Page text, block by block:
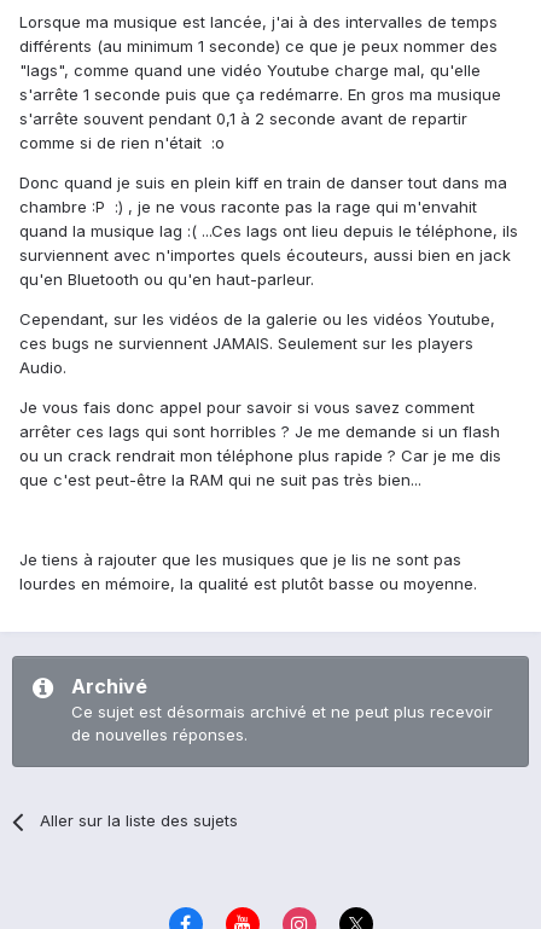
Lorsque ma musique est lancée, j'ai à des intervalles de temps
différents (au minimum 1 seconde) ce que je peux nommer des
"lags", comme quand une vidéo Youtube charge mal, qu'elle
s'arrête 1 seconde puis que ça redémarre. En gros ma musique
s'arrête souvent pendant 0,1 à 2 seconde avant de repartir
comme si de rien n'était :o
Donc quand je suis en plein kiff en train de danser tout dans ma
chambre :P :) , je ne vous raconte pas la rage qui m'envahit
quand la musique lag :( ...Ces lags ont lieu depuis le téléphone, ils
surviennent avec n'importes quels écouteurs, aussi bien en jack
qu'en Bluetooth ou qu'en haut-parleur.
Cependant, sur les vidéos de la galerie ou les vidéos Youtube,
ces bugs ne surviennent JAMAIS. Seulement sur les players
Audio.
Je vous fais donc appel pour savoir si vous savez comment
arrêter ces lags qui sont horribles ? Je me demande si un flash
ou un crack rendrait mon téléphone plus rapide ? Car je me dis
que c'est peut-être la RAM qui ne suit pas très bien...
Je tiens à rajouter que les musiques que je lis ne sont pas
lourdes en mémoire, la qualité est plutôt basse ou moyenne.
Archivé
Ce sujet est désormais archivé et ne peut plus recevoir
de nouvelles réponses.
Aller sur la liste des sujets